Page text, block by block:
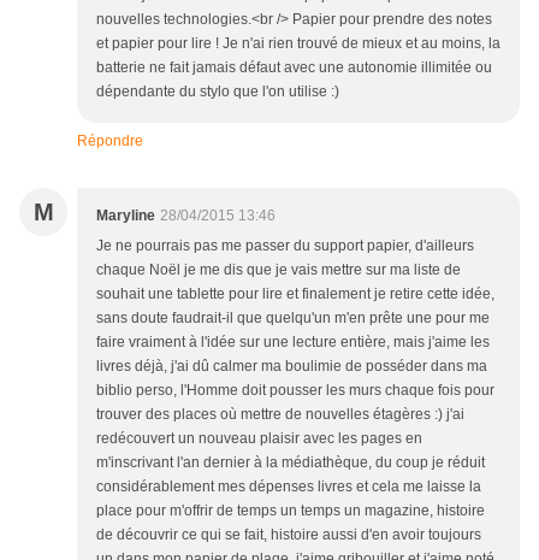
nouvelles technologies.<br /> Papier pour prendre des notes
et papier pour lire ! Je n'ai rien trouvé de mieux et au moins, la
batterie ne fait jamais défaut avec une autonomie illimitée ou
dépendante du stylo que l'on utilise :)
Répondre
M Maryline 28/04/2015 13:46
Je ne pourrais pas me passer du support papier, d'ailleurs
chaque Noël je me dis que je vais mettre sur ma liste de
souhait une tablette pour lire et finalement je retire cette idée,
sans doute faudrait-il que quelqu'un m'en prête une pour me
faire vraiment à l'idée sur une lecture entière, mais j'aime les
livres déjà, j'ai dû calmer ma boulimie de posséder dans ma
biblio perso, l'Homme doit pousser les murs chaque fois pour
trouver des places où mettre de nouvelles étagères :) j'ai
redécouvert un nouveau plaisir avec les pages en
m'inscrivant l'an dernier à la médiathèque, du coup je réduit
considérablement mes dépenses livres et cela me laisse la
place pour m'offrir de temps un temps un magazine, histoire
de découvrir ce qui se fait, histoire aussi d'en avoir toujours